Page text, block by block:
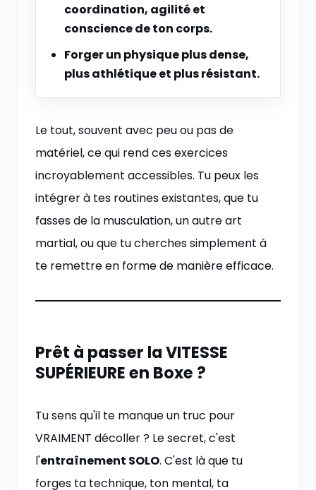
coordination, agilité et
conscience de ton corps.
Forger un physique plus dense,
plus athlétique et plus résistant.
Le tout, souvent avec peu ou pas de
matériel, ce qui rend ces exercices
incroyablement accessibles. Tu peux les
intégrer à tes routines existantes, que tu
fasses de la musculation, un autre art
martial, ou que tu cherches simplement à
te remettre en forme de manière efficace.
Prêt à passer la VITESSE
SUPÉRIEURE en Boxe ?
Tu sens qu'il te manque un truc pour
VRAIMENT décoller ? Le secret, c'est
l'entraînement SOLO. C'est là que tu
forges ta technique, ton mental, ta